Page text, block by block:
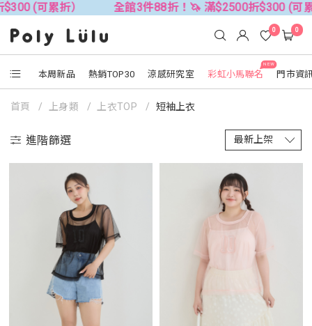
） 全館3件88折！🦄 滿$2500折$300 (可累折）
本周新品 熱銷TOP30 涼感研究室
NEW
彩虹小馬聯名 門市資
0 0
首頁 上身類 上衣TOP 短袖上衣
進階篩選